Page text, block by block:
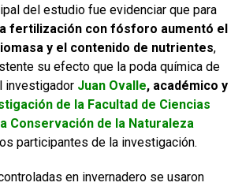
del estudio fue evidenciar que para
la fertilización con fósforo aumentó el
y el contenido de nutrientes,
su efecto que la poda química de
investigador Juan Ovalle, académico y
de la Facultad de Ciencias
Conservación de la Naturaleza
participantes de la investigación.
en invernadero se usaron